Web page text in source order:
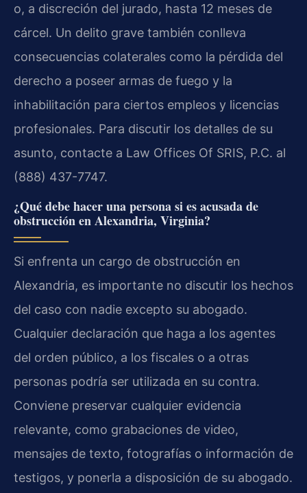
o, a discreción del jurado, hasta 12 meses de
cárcel. Un delito grave también conlleva
consecuencias colaterales como la pérdida del
derecho a poseer armas de fuego y la
inhabilitación para ciertos empleos y licencias
profesionales. Para discutir los detalles de su
asunto, contacte a Law Offices Of SRIS, P.C. al
(888) 437-7747.
¿Qué debe hacer una persona si es acusada de
obstrucción en Alexandria, Virginia?
Si enfrenta un cargo de obstrucción en
Alexandria, es importante no discutir los hechos
del caso con nadie excepto su abogado.
Cualquier declaración que haga a los agentes
del orden público, a los fiscales o a otras
personas podría ser utilizada en su contra.
Conviene preservar cualquier evidencia
relevante, como grabaciones de video,
mensajes de texto, fotografías o información de
testigos, y ponerla a disposición de su abogado.